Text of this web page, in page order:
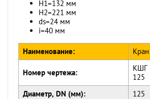
H1=132 мм
H2=221 мм
ds=24 мм
i=40 мм
Наименование:
Номер чертежа:
КШГ
125
Диаметр, DN (мм):
125